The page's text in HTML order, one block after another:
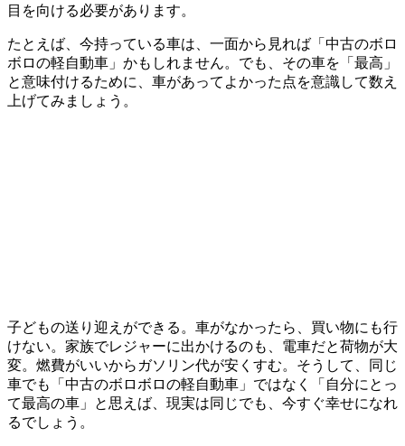
目を向ける必要があります。
たとえば、今持っている車は、一面から見れば「中古のボロ
ボロの軽自動車」かもしれません。でも、その車を「最高」
と意味付けるために、車があってよかった点を意識して数え
上げてみましょう。
子どもの送り迎えができる。車がなかったら、買い物にも行
けない。家族でレジャーに出かけるのも、電車だと荷物が大
変。燃費がいいからガソリン代が安くすむ。そうして、同じ
車でも「中古のボロボロの軽自動車」ではなく「自分にとっ
て最高の車」と思えば、 現実は同じでも、今すぐ幸せになれ
るでしょう。